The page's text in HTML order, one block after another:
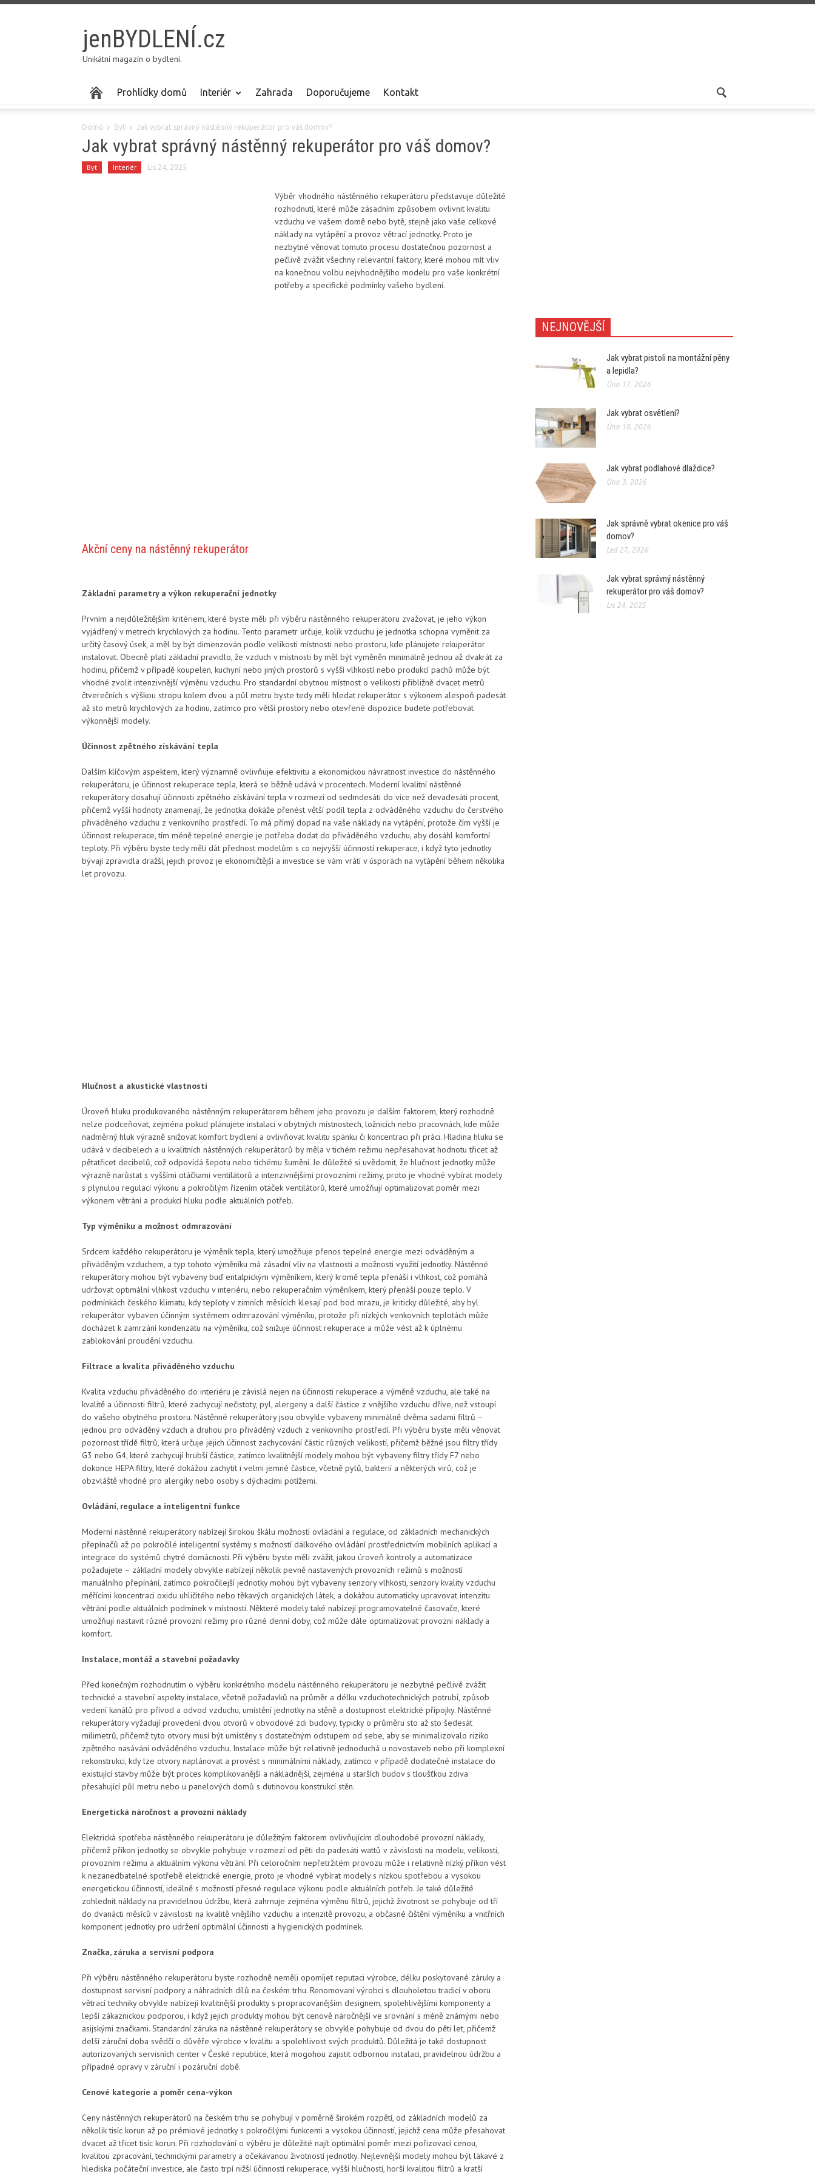
jenBYDLENÍ.cz
Unikátní magazín o bydlení.
Prohlídky domů Interiér Zahrada Doporučujeme Kontakt
Domů Byt Jak vybrat správný nástěnný rekuperátor pro váš domov?
Jak vybrat správný nástěnný rekuperátor pro váš domov?
Byt Interiér Lis 24, 2025
Výběr vhodného nástěnného rekuperátoru představuje důležité
rozhodnutí, které může zásadním způsobem ovlivnit kvalitu
vzduchu ve vašem domě nebo bytě, stejně jako vaše celkové
náklady na vytápění a provoz větrací jednotky. Proto je
nezbytné věnovat tomuto procesu dostatečnou pozornost a
pečlivě zvážit všechny relevantní faktory, které mohou mít vliv
na konečnou volbu nejvhodnějšího modelu pro vaše konkrétní
potřeby a specifické podmínky vašeho bydlení.
Akční ceny na nástěnný rekuperátor
Základní parametry a výkon rekuperační jednotky
Prvním a nejdůležitějším kritériem, které byste měli při výběru nástěnného rekuperátoru zvažovat, je jeho výkon
vyjádřený v metrech krychlových za hodinu. Tento parametr určuje, kolik vzduchu je jednotka schopna vyměnit za
určitý časový úsek, a měl by být dimenzován podle velikosti místnosti nebo prostoru, kde plánujete rekuperátor
instalovat. Obecně platí základní pravidlo, že vzduch v místnosti by měl být vyměněn minimálně jednou až dvakrát za
hodinu, přičemž v případě koupelen, kuchyní nebo jiných prostorů s vyšší vlhkostí nebo produkcí pachů může být
vhodné zvolit intenzivnější výměnu vzduchu. Pro standardní obytnou místnost o velikosti přibližně dvacet metrů
čtverečních s výškou stropu kolem dvou a půl metru byste tedy měli hledat rekuperátor s výkonem alespoň padesát
až sto metrů krychlových za hodinu, zatímco pro větší prostory nebo otevřené dispozice budete potřebovat
výkonnější modely.
Účinnost zpětného získávání tepla
Dalším klíčovým aspektem, který významně ovlivňuje efektivitu a ekonomickou návratnost investice do nástěnného
rekuperátoru, je účinnost rekuperace tepla, která se běžně udává v procentech. Moderní kvalitní nástěnné
rekuperátory dosahují účinnosti zpětného získávání tepla v rozmezí od sedmdesáti do více než devadesáti procent,
přičemž vyšší hodnoty znamenají, že jednotka dokáže přenést větší podíl tepla z odváděného vzduchu do čerstvého
přiváděného vzduchu z venkovního prostředí. To má přímý dopad na vaše náklady na vytápění, protože čím vyšší je
účinnost rekuperace, tím méně tepelné energie je potřeba dodat do přiváděného vzduchu, aby dosáhl komfortní
teploty. Při výběru byste tedy měli dát přednost modelům s co nejvyšší účinností rekuperace, i když tyto jednotky
bývají zpravidla dražší, jejich provoz je ekonomičtější a investice se vám vrátí v úsporách na vytápění během několika
let provozu.
Hlučnost a akustické vlastnosti
Úroveň hluku produkovaného nástěnným rekuperátorem během jeho provozu je dalším faktorem, který rozhodně
nelze podceňovat, zejména pokud plánujete instalaci v obytných místnostech, ložnicích nebo pracovnách, kde může
nadměrný hluk výrazně snižovat komfort bydlení a ovlivňovat kvalitu spánku či koncentraci při práci. Hladina hluku se
udává v decibelech a u kvalitních nástěnných rekuperátorů by měla v tichém režimu nepřesahovat hodnotu třicet až
pětatřicet decibelů, což odpovídá šepotu nebo tichému šumění. Je důležité si uvědomit, že hlučnost jednotky může
výrazně narůstat s vyššími otáčkami ventilátorů a intenzivnějšími provozními režimy, proto je vhodné vybírat modely
s plynulou regulací výkonu a pokročilým řízením otáček ventilátorů, které umožňují optimalizovat poměr mezi
výkonem větrání a produkcí hluku podle aktuálních potřeb.
Typ výměníku a možnost odmrazování
Srdcem každého rekuperátoru je výměník tepla, který umožňuje přenos tepelné energie mezi odváděným a
přiváděným vzduchem, a typ tohoto výměníku má zásadní vliv na vlastnosti a možnosti využití jednotky. Nástěnné
rekuperátory mohou být vybaveny buď entalpickým výměníkem, který kromě tepla přenáší i vlhkost, což pomáhá
udržovat optimální vlhkost vzduchu v interiéru, nebo rekuperačním výměníkem, který přenáší pouze teplo. V
podmínkách českého klimatu, kdy teploty v zimních měsících klesají pod bod mrazu, je kriticky důležité, aby byl
rekuperátor vybaven účinným systémem odmrazování výměníku, protože při nízkých venkovních teplotách může
docházet k zamrzání kondenzátu na výměníku, což snižuje účinnost rekuperace a může vést až k úplnému
zablokování proudění vzduchu.
Filtrace a kvalita přiváděného vzduchu
Kvalita vzduchu přiváděného do interiéru je závislá nejen na účinnosti rekuperace a výměně vzduchu, ale také na
kvalitě a účinnosti filtrů, které zachycují nečistoty, pyl, alergeny a další částice z vnějšího vzduchu dříve, než vstoupí
do vašeho obytného prostoru. Nástěnné rekuperátory jsou obvykle vybaveny minimálně dvěma sadami filtrů –
jednou pro odváděný vzduch a druhou pro přiváděný vzduch z venkovního prostředí. Při výběru byste měli věnovat
pozornost třídě filtrů, která určuje jejich účinnost zachycování částic různých velikostí, přičemž běžné jsou filtry třídy
G3 nebo G4, které zachycují hrubší částice, zatímco kvalitnější modely mohou být vybaveny filtry třídy F7 nebo
dokonce HEPA filtry, které dokážou zachytit i velmi jemné částice, včetně pylů, bakterií a některých virů, což je
obzvláště vhodné pro alergiky nebo osoby s dýchacími potížemi.
Ovládání, regulace a inteligentní funkce
Moderní nástěnné rekuperátory nabízejí širokou škálu možností ovládání a regulace, od základních mechanických
přepínačů až po pokročilé inteligentní systémy s možností dálkového ovládání prostřednictvím mobilních aplikací a
integrace do systémů chytré domácnosti. Při výběru byste měli zvážit, jakou úroveň kontroly a automatizace
požadujete – základní modely obvykle nabízejí několik pevně nastavených provozních režimů s možností
manuálního přepínání, zatímco pokročilejší jednotky mohou být vybaveny senzory vlhkosti, senzory kvality vzduchu
měřícími koncentraci oxidu uhličitého nebo těkavých organických látek, a dokážou automaticky upravovat intenzitu
větrání podle aktuálních podmínek v místnosti. Některé modely také nabízejí programovatelné časovače, které
umožňují nastavit různé provozní režimy pro různé denní doby, což může dále optimalizovat provozní náklady a
komfort.
Instalace, montáž a stavební požadavky
Před konečným rozhodnutím o výběru konkrétního modelu nástěnného rekuperátoru je nezbytné pečlivě zvážit
technické a stavební aspekty instalace, včetně požadavků na průměr a délku vzduchotechnických potrubí, způsob
vedení kanálů pro přívod a odvod vzduchu, umístění jednotky na stěně a dostupnost elektrické přípojky. Nástěnné
rekuperátory vyžadují provedení dvou otvorů v obvodové zdi budovy, typicky o průměru sto až sto šedesát
milimetrů, přičemž tyto otvory musí být umístěny s dostatečným odstupem od sebe, aby se minimalizovalo riziko
zpětného nasávání odváděného vzduchu. Instalace může být relativně jednoduchá u novostaveb nebo při komplexní
rekonstrukci, kdy lze otvory naplánovat a provést s minimálními náklady, zatímco v případě dodatečné instalace do
existující stavby může být proces komplikovanější a nákladnější, zejména u starších budov s tloušťkou zdiva
přesahující půl metru nebo u panelových domů s dutinovou konstrukcí stěn.
Energetická náročnost a provozní náklady
Elektrická spotřeba nástěnného rekuperátoru je důležitým faktorem ovlivňujícím dlouhodobé provozní náklady,
přičemž příkon jednotky se obvykle pohybuje v rozmezí od pěti do padesáti wattů v závislosti na modelu, velikosti,
provozním režimu a aktuálním výkonu větrání. Při celoročním nepřetržitém provozu může i relativně nízký příkon vést
k nezanedbatelné spotřebě elektrické energie, proto je vhodné vybírat modely s nízkou spotřebou a vysokou
energetickou účinností, ideálně s možností přesné regulace výkonu podle aktuálních potřeb. Je také důležité
zohlednit náklady na pravidelnou údržbu, která zahrnuje zejména výměnu filtrů, jejichž životnost se pohybuje od tří
do dvanácti měsíců v závislosti na kvalitě vnějšího vzduchu a intenzitě provozu, a občasné čištění výměníku a vnitřních
komponent jednotky pro udržení optimální účinnosti a hygienických podmínek.
Značka, záruka a servisní podpora
Při výběru nástěnného rekuperátoru byste rozhodně neměli opomíjet reputaci výrobce, délku poskytované záruky a
dostupnost servisní podpory a náhradních dílů na českém trhu. Renomovaní výrobci s dlouholetou tradicí v oboru
větrací techniky obvykle nabízejí kvalitnější produkty s propracovanějším designem, spolehlivějšími komponenty a
lepší zákaznickou podporou, i když jejich produkty mohou být cenově náročnější ve srovnání s méně známými nebo
asijskými značkami. Standardní záruka na nástěnné rekuperátory se obvykle pohybuje od dvou do pěti let, přičemž
delší záruční doba svědčí o důvěře výrobce v kvalitu a spolehlivost svých produktů. Důležitá je také dostupnost
autorizovaných servisních center v České republice, která mogohou zajistit odbornou instalaci, pravidelnou údržbu a
případné opravy v záruční i pozáruční době.
Cenové kategorie a poměr cena-výkon
Ceny nástěnných rekuperátorů na českém trhu se pohybují v poměrně širokém rozpětí, od základních modelů za
několik tisíc korun až po prémiové jednotky s pokročilými funkcemi a vysokou účinností, jejichž cena může přesahovat
dvacet až třicet tisíc korun. Při rozhodování o výběru je důležité najít optimální poměr mezi pořizovací cenou,
kvalitou zpracování, technickými parametry a očekávanou životností jednotky. Nejlevnější modely mohou být lákavé z
hlediska počáteční investice, ale často trpí nižší účinností rekuperace, vyšší hlučností, horší kvalitou filtrů a kratší
NEJNOVĚJŠÍ
Jak vybrat pistoli na montážní pěny
a lepidla?
Úno 17, 2026
Jak vybrat osvětlení?
Úno 10, 2026
Jak vybrat podlahové dlaždice?
Úno 3, 2026
Jak správně vybrat okenice pro váš
domov?
Led 27, 2026
Jak vybrat správný nástěnný
rekuperátor pro váš domov?
Lis 24, 2025